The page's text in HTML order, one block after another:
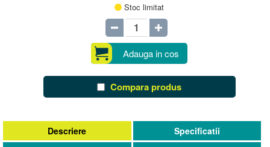
Stoc limitat
Adauga in cos
Compara produs
Descriere
Specificatii